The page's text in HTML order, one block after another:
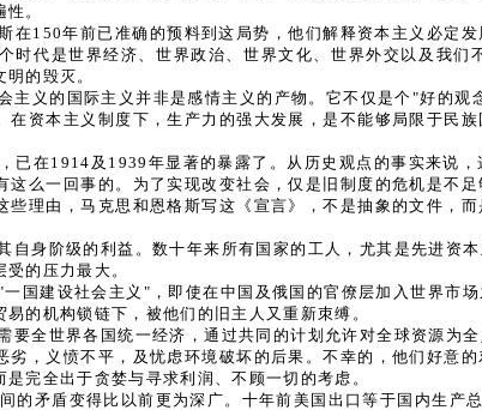
。
在150年前已准确的预料到这局势，他们解释资本主义必定
时代是世界经济、世界政治、世界文化、世界外交以及我
的毁灭。
主义的国际主义并非是感情主义的产物。它不仅是个"好的
资本主义制度下，生产力的强大发展，是不能够局限于民
已在1914及1939年显著的暴露了。从历史观点的事实来说
么一回事的。为了实现改变社会，仅是旧制度的危机是不
理由，马克思和恩格斯写这《宣言》，不是抽象的文件，
自身阶级的利益。数十年来所有国家的工人，尤其是先进
的压力最大。
国建设社会主义"，即使在中国及俄国的官僚层加入世界市
的机构锁链下，被他们的旧主人又重新朿缚。
要全世界各国统一经济，通过共同的计划允许对全球资源
劣，义愤不平，及忧虑环境破坏的后果。不幸的，他们好
完全出于贪婪与寻求利润、不顾一切的考虑。
的矛盾变得比以前更为深广。十年前美国出口等于国内生